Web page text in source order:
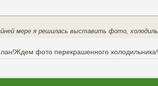
мере я решилась выставить фото,
фото перекрашенного холодильника!